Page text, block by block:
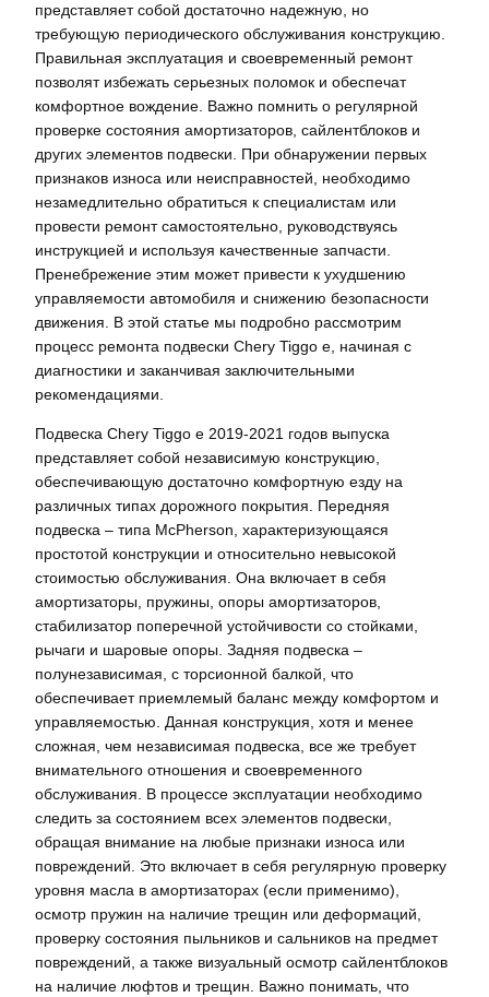
представляет собой достаточно надежную, но
требующую периодического обслуживания конструкцию.
Правильная эксплуатация и своевременный ремонт
позволят избежать серьезных поломок и обеспечат
комфортное вождение. Важно помнить о регулярной
проверке состояния амортизаторов, сайлентблоков и
других элементов подвески. При обнаружении первых
признаков износа или неисправностей, необходимо
незамедлительно обратиться к специалистам или
провести ремонт самостоятельно, руководствуясь
инструкцией и используя качественные запчасти.
Пренебрежение этим может привести к ухудшению
управляемости автомобиля и снижению безопасности
движения. В этой статье мы подробно рассмотрим
процесс ремонта подвески Chery Tiggo e, начиная с
диагностики и заканчивая заключительными
рекомендациями.
Подвеска Chery Tiggo e 2019-2021 годов выпуска
представляет собой независимую конструкцию,
обеспечивающую достаточно комфортную езду на
различных типах дорожного покрытия. Передняя
подвеска – типа McPherson, характеризующаяся
простотой конструкции и относительно невысокой
стоимостью обслуживания. Она включает в себя
амортизаторы, пружины, опоры амортизаторов,
стабилизатор поперечной устойчивости со стойками,
рычаги и шаровые опоры. Задняя подвеска –
полунезависимая, с торсионной балкой, что
обеспечивает приемлемый баланс между комфортом и
управляемостью. Данная конструкция, хотя и менее
сложная, чем независимая подвеска, все же требует
внимательного отношения и своевременного
обслуживания. В процессе эксплуатации необходимо
следить за состоянием всех элементов подвески,
обращая внимание на любые признаки износа или
повреждений. Это включает в себя регулярную проверку
уровня масла в амортизаторах (если применимо),
осмотр пружин на наличие трещин или деформаций,
проверку состояния пыльников и сальников на предмет
повреждений, а также визуальный осмотр сайлентблоков
на наличие люфтов и трещин. Важно понимать, что